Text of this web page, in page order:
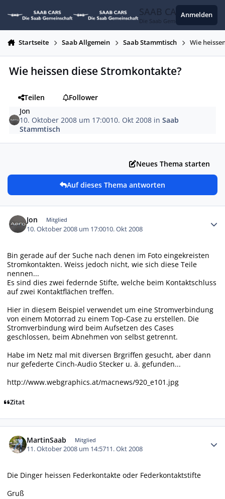
SAAB CARS
Die Saab Gemeinschaft
Anmelden
Startseite Saab Allgemein Saab Stammtisch Wie
Wie heissen diese Stromkontakte?
Teilen
Follower
Jon
10. Oktober 2008 um 17:0010. Okt 2008 inSaab
Stammtisch
Neues Thema starten
Auf dieses Thema antworten
Jon Mitglied
10. Oktober 2008 um 17:0010. Okt 2008
Bin gerade auf der Suche nach denen im Foto eingekreisten
Stromkontakten. Weiss jedoch nicht, wie sich diese Teile
nennen...
Es sind dies zwei federnde Stifte, welche beim Kontaktschluss
auf zwei Kontaktflächen treffen.
Hier in diesem Beispiel verwendet um eine Stromverbindung
von einem Motorrad zu einem Top-Case zu erstellen. Die
Stromverbindung wird beim Aufsetzen des Cases
geschlossen, beim Abnehmen von selbst getrennt.
Habe im Netz mal mit diversen Brgriffen gesucht, aber dann
nur gefederte Cinch-Audio Stecker u. ä. gefunden...
http://www.webgraphics.at/macnews/920_e101.jpg
Zitat
MartinSaab Mitglied
11. Oktober 2008 um 14:5711. Okt 2008
Die Dinger heissen Federkontakte oder Federkontaktstifte
Gruß